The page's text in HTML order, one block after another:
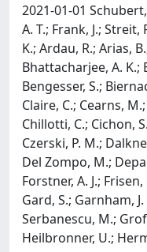
2021-01-01
A. T.; Frank, J.;
K.; Ardau, R.; Arias,
Bhattacharjee, A. K.;
Bengesser, S.;
Claire, C.; Cearns,
Chillotti, C.; Cichon,
Czerski, P. M.;
Del Zompo, M.;
Forstner, A. J.;
Gard, S.; Garnham,
Serbanescu, M.;
Heilbronner, U.;